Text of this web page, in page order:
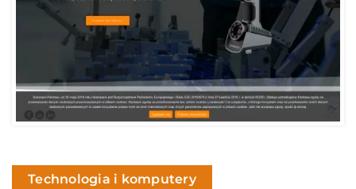
Technologia i komputery